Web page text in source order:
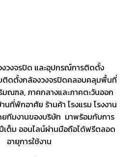
งวงจรปิด และอุปกรณ์การติดตั้ง
ดตั้งกล้องวงจรปิดคลอบคลุมพื้นที่
มณฑล, ภาคกลางและภาคตะวันออก
ที่พักอาศัย ร้านค้า โรงแรม โรงงาน
ยทีมงานของบริษัท มาพร้อมกับการ
เต็ม ออนไลน์ผ่านมือถือได้ฟรีตลอด
อายุการใช้งาน